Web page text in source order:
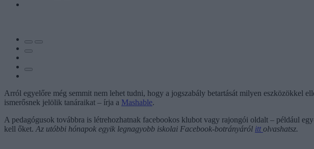
Arról egyelőre még semmit nem lehet tudni, hogy a jogszabály betartását milyen eszközökkel
ismerősnek jelölik tanáraikat – írja a Mashable.
A pedagógusok továbbra is létrehozhatnak facebookos klubot vagy rajongói oldalt – például
kell őket. Az utóbbi hónapok egyik legnagyobb iskolai Facebook-botrányáról ittolvashatsz.